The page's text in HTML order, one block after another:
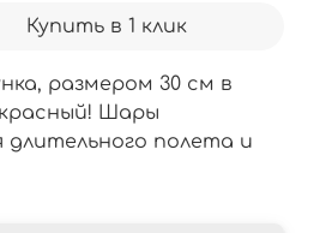
Купить в 1 клик
размером 30 см в
Шары
полета и